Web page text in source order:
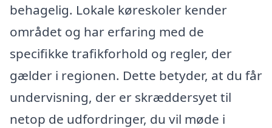
behagelig. Lokale køreskoler kender
området og har erfaring med de
specifikke trafikforhold og regler, der
gælder i regionen. Dette betyder, at du får
undervisning, der er skræddersyet til
netop de udfordringer, du vil møde i